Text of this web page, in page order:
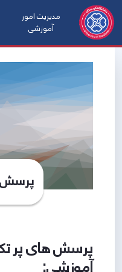
مدیریت امور
آموزشی
پرسش
پرسش های پر